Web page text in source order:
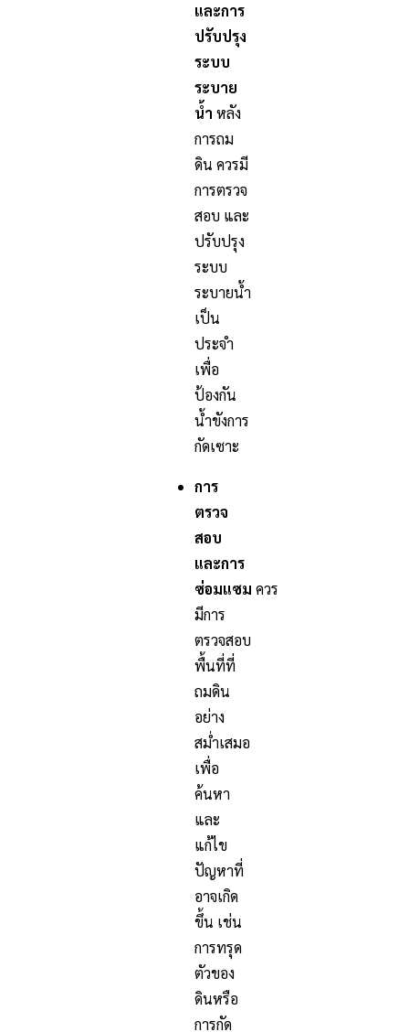
และการ
ปรับปรุง
ระบบ
ระบาย
น้ำ หลัง
การถม
ดิน ควรมี
การตรวจ
สอบ และ
ปรับปรุง
ระบบ
ระบายน้ำ
เป็น
ประจำ
เพื่อ
ป้องกัน
น้ำขังการ
กัดเซาะ
การ
ตรวจ
สอบ
และการ
ซ่อมแซม ควร
มีการ
ตรวจสอบ
พื้นที่ที่
ถมดิน
อย่าง
สม่ำเสมอ
เพื่อ
ค้นหา
และ
แก้ไข
ปัญหาที่
อาจเกิด
ขึ้น เช่น
การทรุด
ตัวของ
ดินหรือ
การกัด